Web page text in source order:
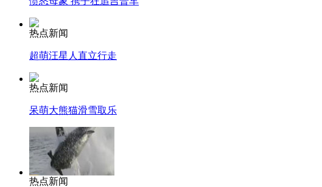
热点新闻
超萌汪星人直立行走
热点新闻
呆萌大熊猫滑雪取乐
热点新闻